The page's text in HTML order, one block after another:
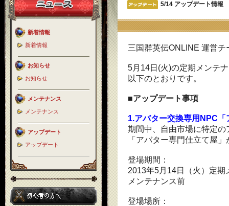
新着情報
新着情報
お知らせ
お知らせ
メンテナンス
メンテナンス
アップデート
アップデート
5/14 アップデート情報
三国群英伝ONLINE 運営チ
5月14日(火)の定期メンテ
以下のとおりです。
■アップデート事項
1.アバター交換専用NPC
期間中、自由市場に特定
「アバター専門仕立て屋
登場期間：
2013年5月14日（火）定
メンテナンス前
登場場所：